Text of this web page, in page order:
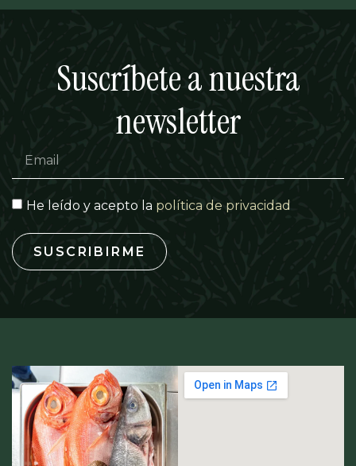
Suscríbete a nuestra
newsletter
He leído y acepto la política de privacidad
SUSCRIBIRME